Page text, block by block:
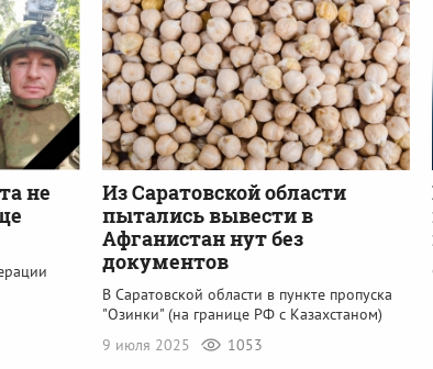
не
Из Саратовской области
пытались вывести в
Афганистан нут без
документов
В Саратовской области в пункте пропуска
"Озинки" (на границе РФ с Казахстаном)
9 июля 2025
1053